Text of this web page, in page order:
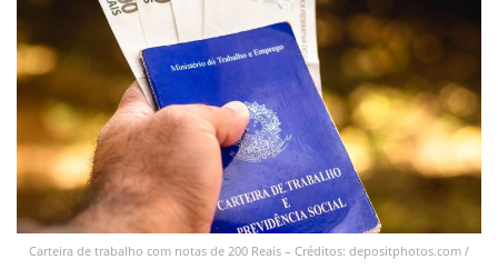
Carteira de trabalho com notas de 200 Reais – Créditos: depositphotos.com /